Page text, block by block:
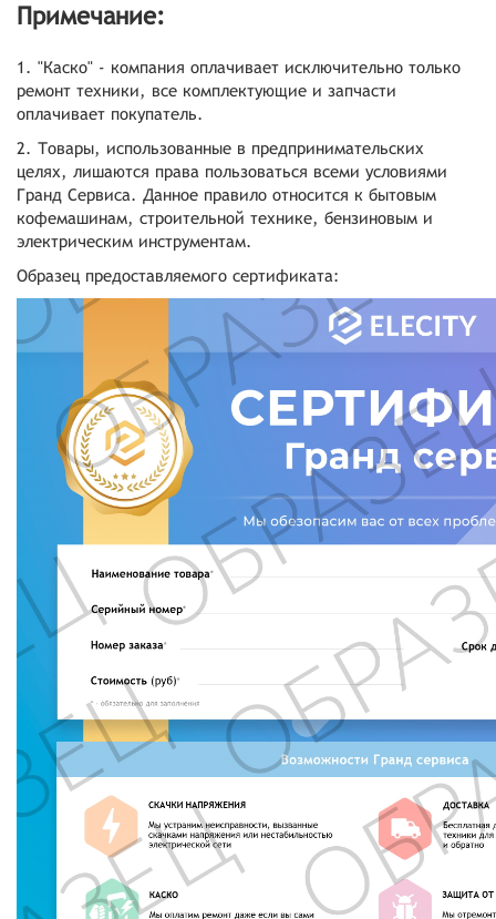
Примечание:
1. "Каско" - компания оплачивает исключительно только
ремонт техники, все комплектующие и запчасти
оплачивает покупатель.
2. Товары, использованные в предпринимательских
целях, лишаются права пользоваться всеми условиями
Гранд Сервиса. Данное правило относится к бытовым
кофемашинам, строительной технике, бензиновым и
электрическим инструментам.
Образец предоставляемого сертификата: